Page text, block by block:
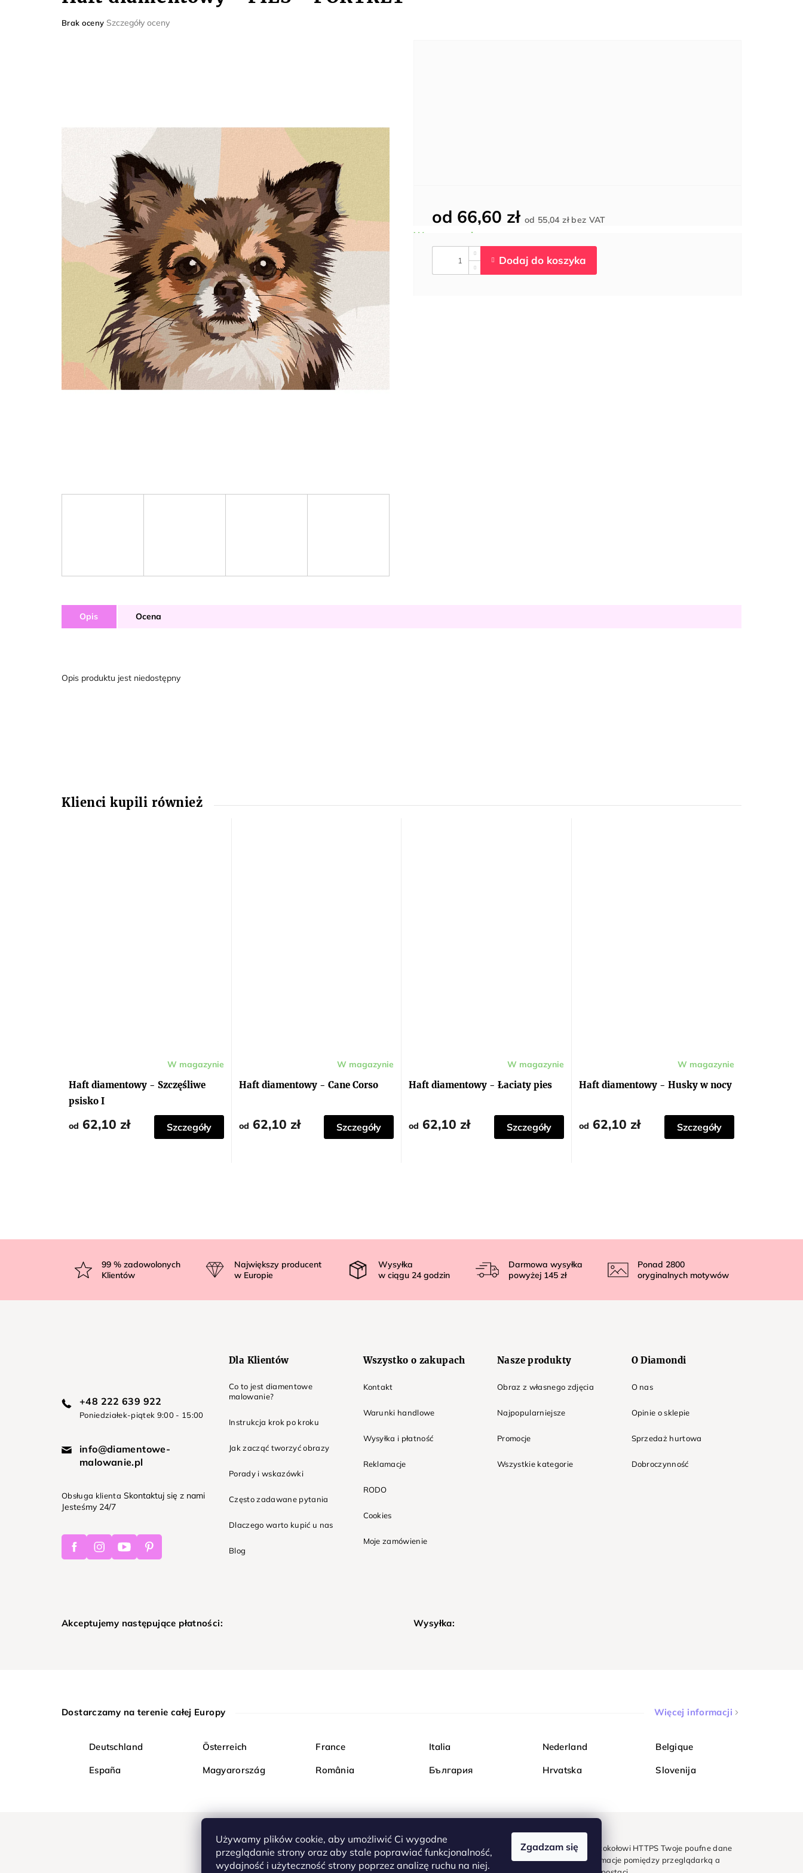
Używamy plików cookie, aby umożliwić Ci wygodne
przeglądanie strony oraz aby stale poprawiać funkcjonalność,
wydajność i użyteczność strony poprzez analizę ruchu na niej.
Zgadzam się
Średnia
Brak oceny Szczegóły oceny
od 66,60 zł od 55,04 złbez VAT
Opis Ocena
Opis produktu jest niedostępny
Haft diamentowy - Szczęśliwe
psisko I
W magazynie
od 62,10 zł Szczegóły
Haft diamentowy - Cane Corso
W magazynie
od 62,10 zł Szczegóły
Haft diamentowy - Łaciaty pies
W magazynie
od 62,10 zł Szczegóły
Haft diamentowy - Husky w nocy
W magazynie
od 62,10 zł Szczegóły
p
99% zadowolonych
Klientów
Największy producent
w Europie
Wysyłka
w ciągu 24 godzin
Darmowa wysyłka
powyżej 145 zł
Ponad 2800
oryginalnych motywów
+48 222 639 922
Poniedziałek-piątek 9:00 - 15:00
info@diamentowe-
malowanie.pl
Obsługa klienta Skontaktuj się z nami
Jesteśmy 24/7
FacebookInstagramYoutubePinterest
Dla Klientów
Co to jest diamentowe
malowanie?
Instrukcja krok po kroku
Jak zacząć tworzyć obrazy
Porady i wskazówki
Często zadawane pytania
Dlaczego warto kupić u nas
Blog
Wszystko o zakupach
Kontakt
Warunki handlowe
Wysyłka i płatność
Reklamacje
RODO
Cookies
Moje zamówienie
Nasze produkty
Obraz z własnego zdjęcia
Najpopularniejsze
Promocje
Wszystkie kategorie
O Diamondi
O nas
Opinie o sklepie
Sprzedaż hurtowa
Dobroczynność
Akceptujemy następujące płatności: Wysyłka:
Dostarczamy na terenie całej Europy Więcej informacji
Deutschland Österreich France Italia Nederland Belgique
España Magyarország România България Hrvatska Slovenija
Kupuj bezpiecznie w Diamondi. Dzięki protokołowi HTTPS Twoje poufne dane
są całkowicie bezpieczne - wszystkie informacje pomiędzy przeglądarką a